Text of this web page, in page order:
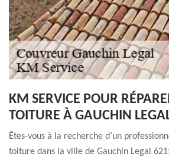
KM SERVICE POUR
TOITURE À GAUCHIN
Êtes-vous à la recherche d’un
toiture dans la ville de Gauchin Legal